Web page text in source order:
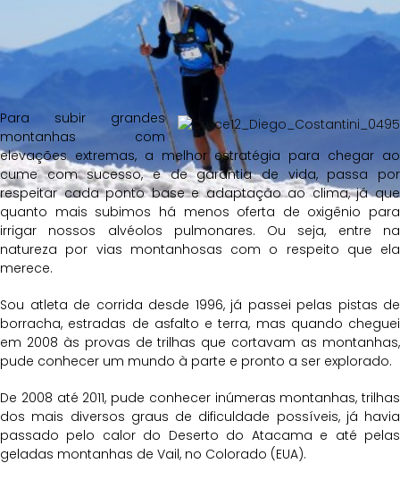
Para subir grandes
montanhas com
elevações extremas, a melhor estratégia para chegar ao
cume com sucesso, e de garantia de vida, passa por
respeitar cada ponto base e adaptação ao clima, já que
quanto mais subimos há menos oferta de oxigênio para
irrigar nossos alvéolos pulmonares. Ou seja, entre na
natureza por vias montanhosas com o respeito que ela
merece.
Sou atleta de corrida desde 1996, já passei pelas pistas de
borracha, estradas de asfalto e terra, mas quando cheguei
em 2008 às provas de trilhas que cortavam as montanhas,
pude conhecer um mundo à parte e pronto a ser explorado.
De 2008 até 2011, pude conhecer inúmeras montanhas, trilhas
dos mais diversos graus de dificuldade possíveis, já havia
passado pelo calor do Deserto do Atacama e até pelas
geladas montanhas de Vail, no Colorado (EUA).